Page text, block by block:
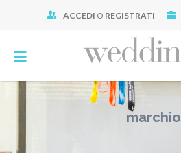
ACCEDI O REGISTRATI
marchio